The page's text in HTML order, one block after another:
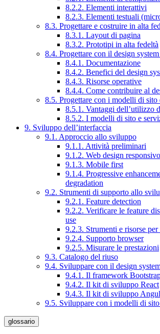
8.2.2. Elementi interattivi
8.2.3. Elementi testuali
8.3. Progettare e costruire in alta
8.3.1. Layout di pagina
8.3.2. Prototipi in alta fedeltà
8.4. Progettare con il design
8.4.1. Documentazione
8.4.2. Benefici del design
8.4.3. Risorse operative
8.4.4. Come contribuire al
8.5. Progettare con i modelli di sito
8.5.1. Vantaggi dell’utilizzo
8.5.2. I modelli di sito e
9. Sviluppo dell’interfaccia
9.1. Approccio allo sviluppo
9.1.1. Attività preliminari
9.1.2. Web design
9.1.3. Mobile first
9.1.4. Progressive
degradation
9.2. Strumenti di supporto allo
9.2.1. Feature detection
9.2.2. Verificare le feature
use
9.2.3. Strumenti e risorse
9.2.4. Supporto browser
9.2.5. Misurare le prestazioni
9.3. Catalogo del riuso
9.4. Sviluppare con il design
9.4.1. Il framework
9.4.2. Il kit di sviluppo React
9.4.3. Il kit di sviluppo
9.5. Sviluppare con i modelli di
glossario